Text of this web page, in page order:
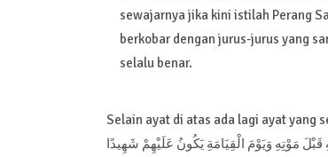
sewajarnya jika kini istilah Perang
berkobar dengan jurus-jurus yang
selalu benar.
Selain ayat di atas ada lagi ayat yang
قَبْلَ مَوْتِهِ وَيَوْمَ الْقِيَامَةِ يَكُونُ عَلَيْهِمْ شَهِيدًا